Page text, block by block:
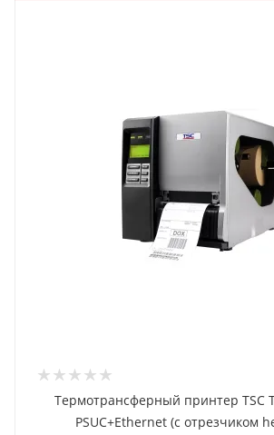
Термотрансферный принтер TSC
PSUC+Ethernet (с отрезчиком